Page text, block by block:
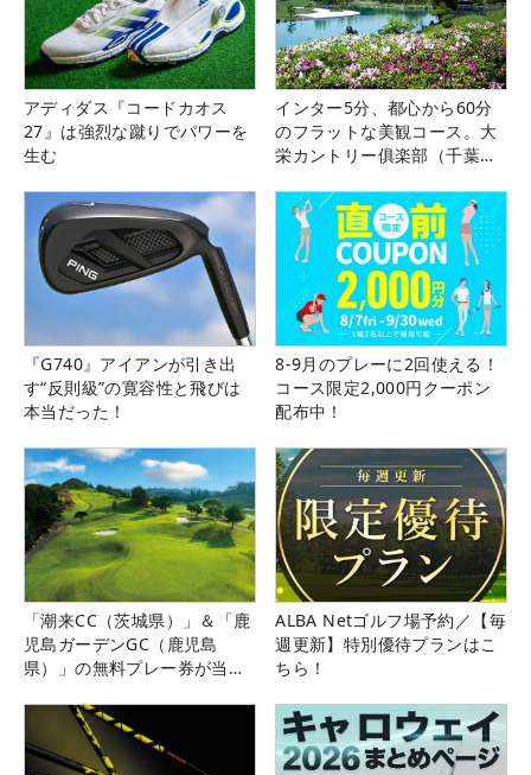
アディダス『コードカオス
27』は強烈な蹴りでパワーを
生む
インター5分、都心から60分
のフラットな美観コース。大
栄カントリー俱楽部（千葉
『G740』アイアンが引き出
す“反則級”の寛容性と飛びは
本当だった！
8-9月のプレーに2回使える！
コース限定2,000円クーポン
配布中！
「潮来CC（茨城県）」＆「鹿
児島ガーデンGC（鹿児島
県）」の無料プレー券が当た
ALBA Netゴルフ場予約／【毎
週更新】特別優待プランはこ
ちら！